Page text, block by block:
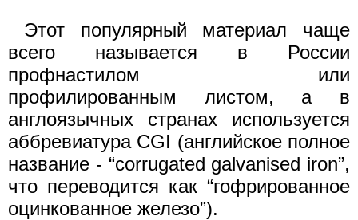
Этот популярный материал чаще
всего называется в России
профнастилом или
профилированным листом, а в
англоязычных странах используется
аббревиатура CGI (английское полное
название - “corrugated galvanised iron”,
что переводится как “гофрированное
оцинкованное железо”).